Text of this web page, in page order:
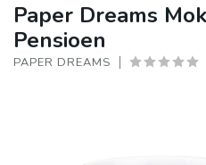
Paper Dreams
Pensioen
PAPER DREAMS